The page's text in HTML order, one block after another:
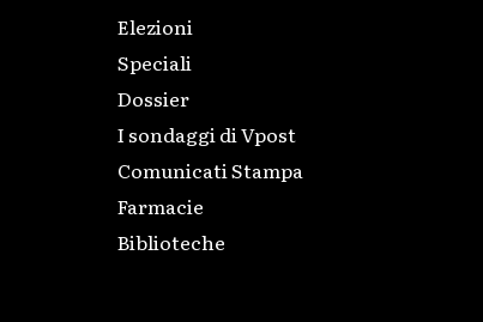
Elezioni
Speciali
Dossier
I sondaggi di Vpost
Comunicati Stampa
Farmacie
Biblioteche